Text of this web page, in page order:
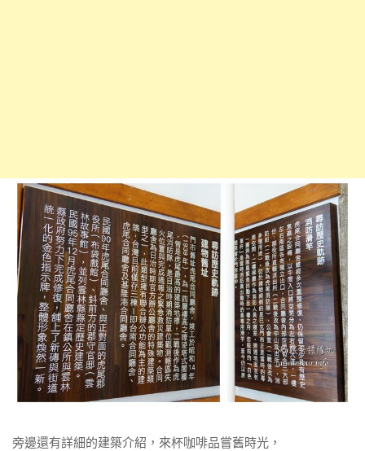
旁邊還有詳細的建築介紹，來杯咖啡品嘗舊時光，